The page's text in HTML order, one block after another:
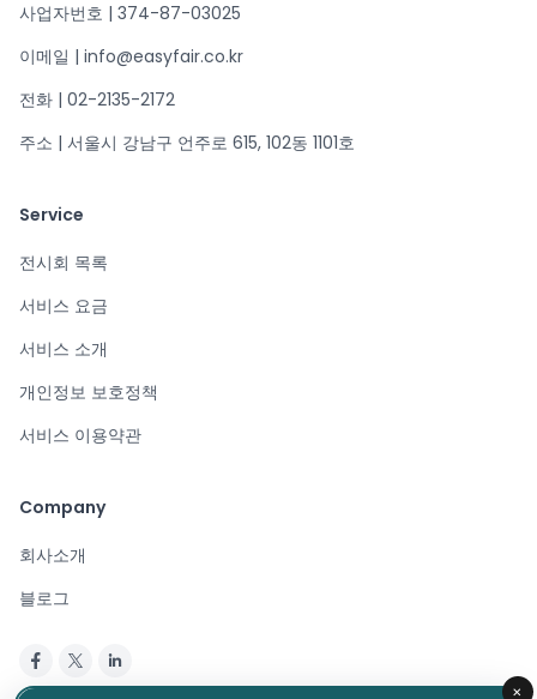
사업자번호 | 374-87-03025
이메일 | info@easyfair.co.kr
전화 | 02-2135-2172
주소 | 서울시 강남구 언주로 615, 102동 1101호
Service
전시회 목록
서비스 요금
서비스 소개
개인정보 보호정책
서비스 이용약관
Company
회사소개
블로그
×